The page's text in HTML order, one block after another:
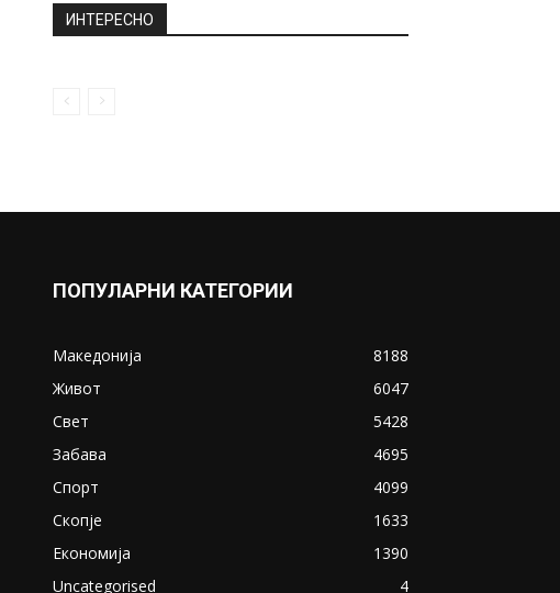
ИНТЕРЕСНО
ПОПУЛАРНИ КАТЕГОРИИ
Македонија
8188
Живот
6047
Свет
5428
Забава
4695
Спорт
4099
Скопје
1633
Економија
1390
Uncategorised
4